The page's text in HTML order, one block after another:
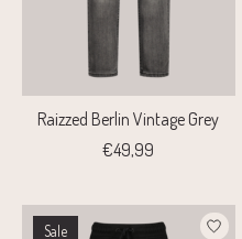
Raizzed Berlin Vintage Grey
€49,99
Sale